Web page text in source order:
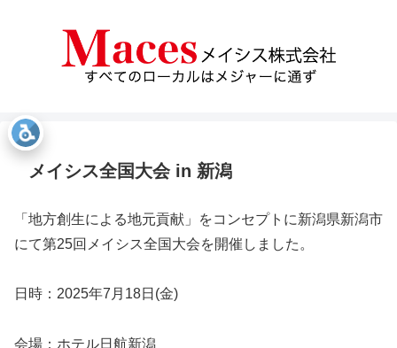
メイシス全国大会 in 新潟
「地方創生による地元貢献」をコンセプトに新潟県新潟市
にて第25回メイシス全国大会を開催しました。
日時：2025年7月18日(金)
会場：ホテル日航新潟